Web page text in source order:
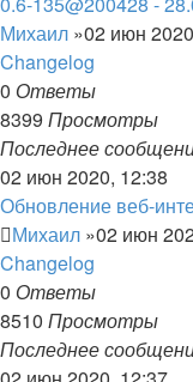
Михаил »02 июн
Changelog
0 Ответы
8399 Просмотры
Последнее
02 июн 2020, 12:38
Обновление веб-
Михаил »02 июн
Changelog
0 Ответы
8510 Просмотры
Последнее